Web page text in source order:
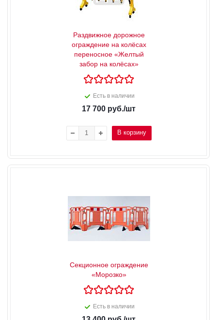
Раздвижное дорожное
ограждение на колёсах
переносное «Желтый
забор на колёсах»
Есть в наличии
17 700 руб./шт
В корзину
Секционное ограждение
«Морозко»
Есть в наличии